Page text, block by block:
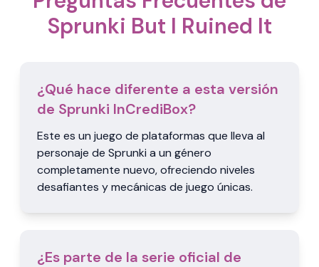
Sprunki But I Ruined It
¿Qué hace diferente a esta versión
de Sprunki InCrediBox?
Este es un juego de plataformas que lleva al
personaje de Sprunki a un género
completamente nuevo, ofreciendo niveles
desafiantes y mecánicas de juego únicas.
¿Es parte de la serie oficial de